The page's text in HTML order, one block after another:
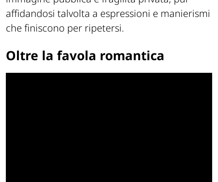
affidandosi talvolta a espressioni e manierismi
che finiscono per ripetersi.
Oltre la favola romantica